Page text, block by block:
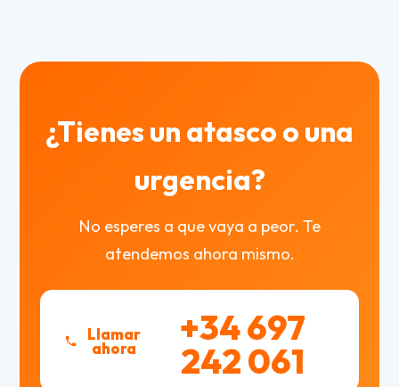
¿Tienes un atasco o una
urgencia?
No esperes a que vaya a peor. Te
atendemos ahora mismo.
Llamar
ahora +34 697
242 061